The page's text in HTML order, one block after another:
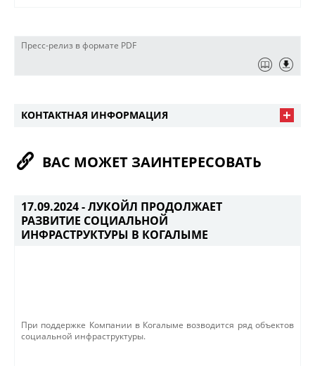
Пресс-релиз в формате PDF
КОНТАКТНАЯ ИНФОРМАЦИЯ
ВАС МОЖЕТ ЗАИНТЕРЕСОВАТЬ
17.09.2024 -ЛУКОЙЛ ПРОДОЛЖАЕТ
РАЗВИТИЕ СОЦИАЛЬНОЙ
ИНФРАСТРУКТУРЫ В КОГАЛЫМЕ
При поддержке Компании в Когалыме возводится ряд объектов
социальной инфраструктуры.